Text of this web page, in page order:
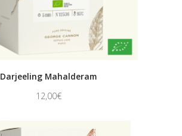
Darjeeling Mahalderam
12,00€